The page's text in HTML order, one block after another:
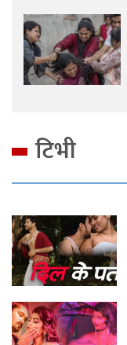
टिभी